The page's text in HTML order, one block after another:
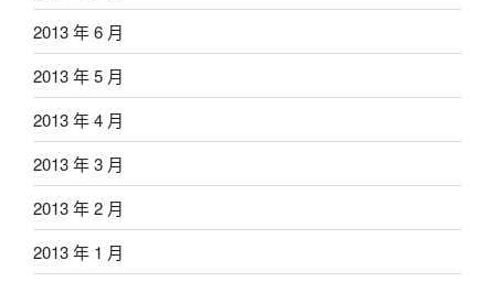
2013 年 6 月
2013 年 5 月
2013 年 4 月
2013 年 3 月
2013 年 2 月
2013 年 1 月